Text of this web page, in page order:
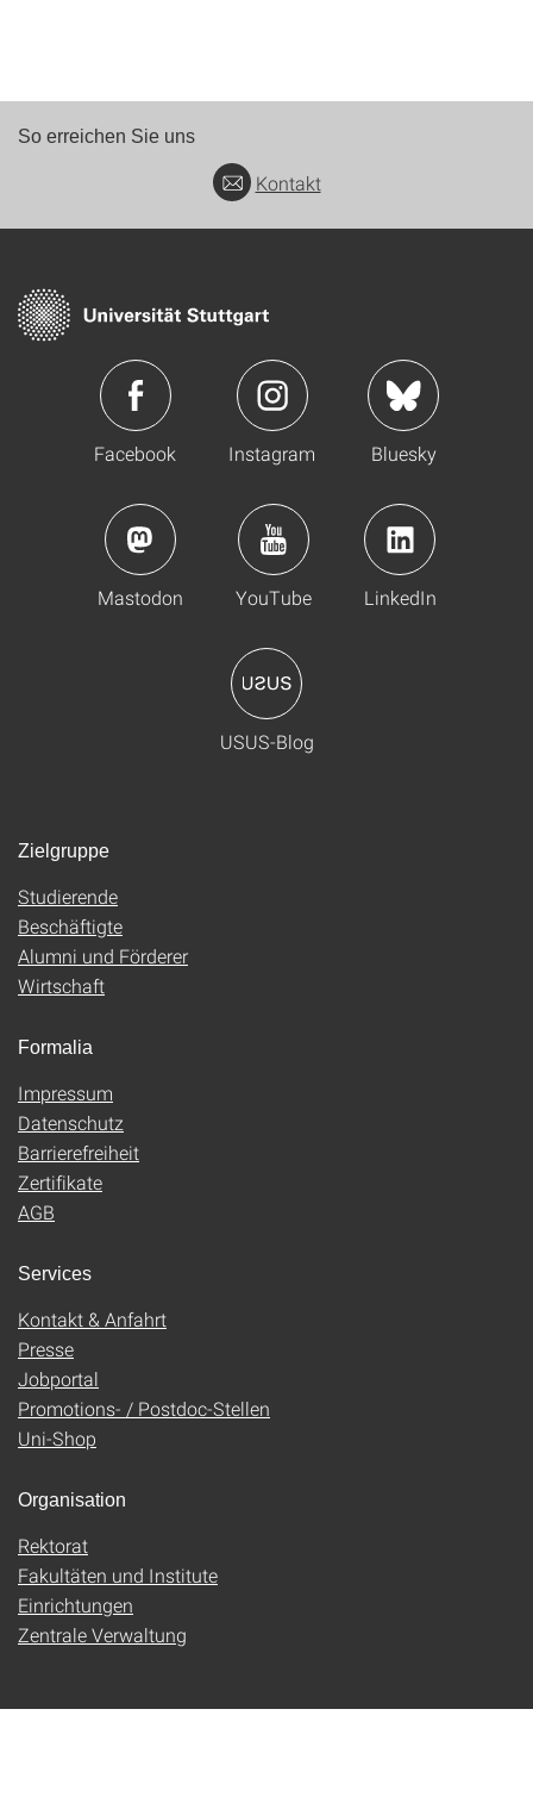
So erreichen Sie uns
Kontakt
Facebook Instagram Bluesky
Mastodon YouTube LinkedIn
USUS-Blog
Zielgruppe
Studierende
Beschäftigte
Alumni und Förderer
Wirtschaft
Formalia
Impressum
Datenschutz
Barrierefreiheit
Zertifikate
AGB
Services
Kontakt & Anfahrt
Presse
Jobportal
Promotions- / Postdoc-Stellen
Uni-Shop
Organisation
Rektorat
Fakultäten und Institute
Einrichtungen
Zentrale Verwaltung